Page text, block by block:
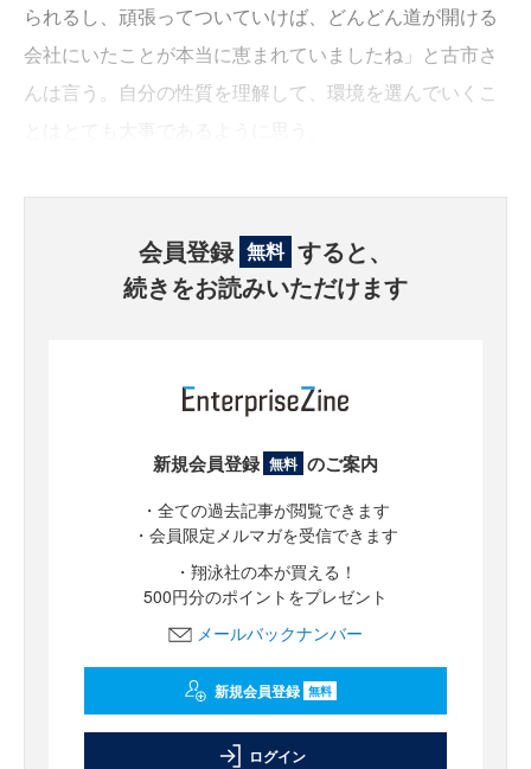
られるし、頑張ってついていけば、どんどん道が開ける
会社にいたことが本当に恵まれていましたね」と古市さ
んは言う。自分の性質を理解して、環境を選んでいくこ
会員登録 無料 すると、
続きをお読みいただけます
新規会員登録 無料 のご案内
・全ての過去記事が閲覧できます
・会員限定メルマガを受信できます
・翔泳社の本が買える！
500円分のポイントをプレゼント
メールバックナンバー
新規会員登録 無料
ログイン